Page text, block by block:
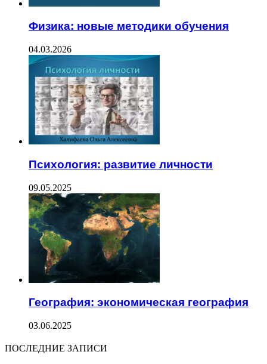
Физика: новые методики обучения
04.03.2026
Психология: развитие личности
09.05.2025
География: экономическая география
03.06.2025
ПОСЛЕДНИЕ ЗАПИСИ